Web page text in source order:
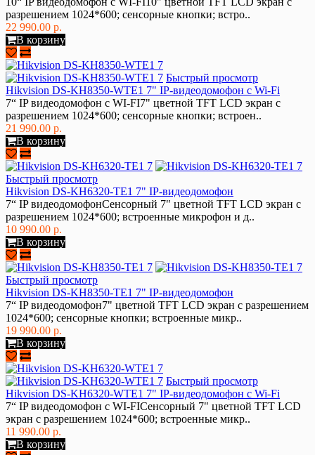
разрешением 1024*600; сенсорные кнопки; встро..
22 990.00 р.
В корзину
Быстрый просмотр
Hikvision DS-KH8350-WTE1 7" IP-видеодомофон с Wi-Fi
7“ IP видеодомофон с WI-FI7" цветной TFT LCD экран с
разрешением 1024*600; сенсорные кнопки; встроен..
21 990.00 р.
В корзину
Быстрый просмотр
Hikvision DS-KH6320-TE1 7" IP-видеодомофон
7“ IP видеодомофонСенсорный 7" цветной TFT LCD экран с
разрешением 1024*600; встроенные микрофон и д..
10 990.00 р.
В корзину
Быстрый просмотр
Hikvision DS-KH8350-TE1 7" IP-видеодомофон
7“ IP видеодомофон7" цветной TFT LCD экран с разрешением
1024*600; сенсорные кнопки; встроенные микр..
19 990.00 р.
В корзину
Быстрый просмотр
Hikvision DS-KH6320-WTE1 7" IP-видеодомофон c Wi-Fi
7“ IP видеодомофон с WI-FIСенсорный 7" цветной TFT LCD
экран с разрешением 1024*600; встроенные микр..
11 990.00 р.
В корзину